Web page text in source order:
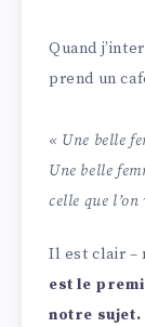
Quand
prend un
« Une belle
Une belle
celle que
Il est clair –
est le
notre sujet.